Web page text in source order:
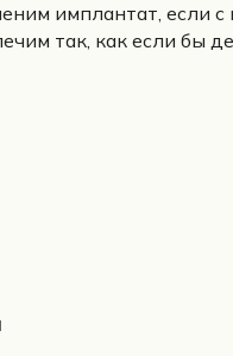
имплантат, если с
так, как если бы